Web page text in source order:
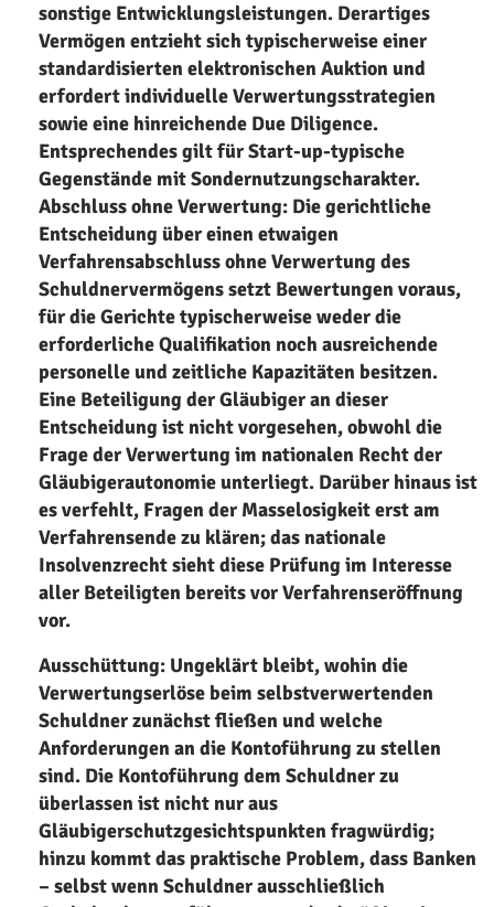
sonstige Entwicklungsleistungen. Derartiges
Vermögen entzieht sich typischerweise einer
standardisierten elektronischen Auktion und
erfordert individuelle Verwertungsstrategien
sowie eine hinreichende Due Diligence.
Entsprechendes gilt für Start-up-typische
Gegenstände mit Sondernutzungscharakter.
Abschluss ohne Verwertung: Die gerichtliche
Entscheidung über einen etwaigen
Verfahrensabschluss ohne Verwertung des
Schuldnervermögens setzt Bewertungen voraus,
für die Gerichte typischerweise weder die
erforderliche Qualifikation noch ausreichende
personelle und zeitliche Kapazitäten besitzen.
Eine Beteiligung der Gläubiger an dieser
Entscheidung ist nicht vorgesehen, obwohl die
Frage der Verwertung im nationalen Recht der
Gläubigerautonomie unterliegt. Darüber hinaus ist
es verfehlt, Fragen der Masselosigkeit erst am
Verfahrensende zu klären; das nationale
Insolvenzrecht sieht diese Prüfung im Interesse
aller Beteiligten bereits vor Verfahrenseröffnung
vor.
Ausschüttung: Ungeklärt bleibt, wohin die
Verwertungserlöse beim selbstverwertenden
Schuldner zunächst fließen und welche
Anforderungen an die Kontoführung zu stellen
sind. Die Kontoführung dem Schuldner zu
überlassen ist nicht nur aus
Gläubigerschutzgesichtspunkten fragwürdig;
hinzu kommt das praktische Problem, dass Banken
– selbst wenn Schuldner ausschließlich